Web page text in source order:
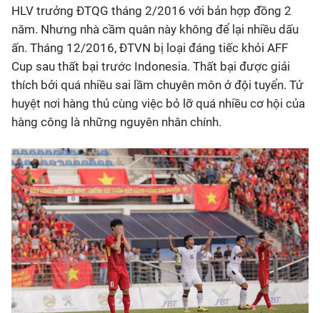
HLV trưởng ĐTQG tháng 2/2016 với bản hợp đồng 2
năm. Nhưng nhà cầm quân này không để lại nhiều dấu
ấn. Tháng 12/2016, ĐTVN bị loại đáng tiếc khỏi AFF
Cup sau thất bại trước Indonesia. Thất bại được giải
thích bởi quá nhiều sai lầm chuyên môn ở đội tuyển. Tử
huyệt nơi hàng thủ cùng việc bỏ lỡ quá nhiều cơ hội của
hàng công là những nguyên nhân chính.